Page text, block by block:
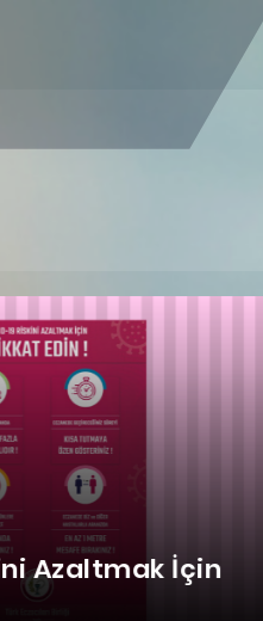
Azaltmak İçin